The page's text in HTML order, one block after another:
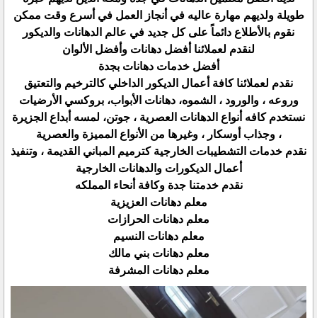
طويلة ولديهم مهارة عاليه في أنجاز العمل في أسرع وقت ممكن
نقوم بالأطلاع دائماً على كل جديد في عالم الدهانات والديكور
لنقدم لعملائنا أفضل دهانات وأفضل الألوان
أفضل خدمات دهانات بجدة
نقدم لعملائنا كافة أعمال الديكور الداخلي كالترخيم والتعتيق
وروعه ، والورود ، الشموه، دهانات الأبواب، بروكسي الأرضيات
نستخدم كافه أنواع الدهانات العصرية ، جوتن، لمسه أبداع الجزيرة
، وجذاب أوسكار ، وغيرها من الأنواع المميزة والعصرية
نقدم خدمات التشطيبات الخارجية كترميم المباني القديمة ، وتنفيذ
أعمال الديكورات والدهانات الخارجية
نقدم خدمتنا جدة وكافة أنحاء المملكه
معلم دهانات العزيزية
معلم دهانات الحرازات
معلم دهانات النسيم
معلم دهانات بني مالك
معلم دهانات المشرفة